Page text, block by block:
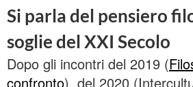
Si parla del pensiero
soglie del XXI Secolo
Dopo gli incontri del 2019 (
confronto), del 2020